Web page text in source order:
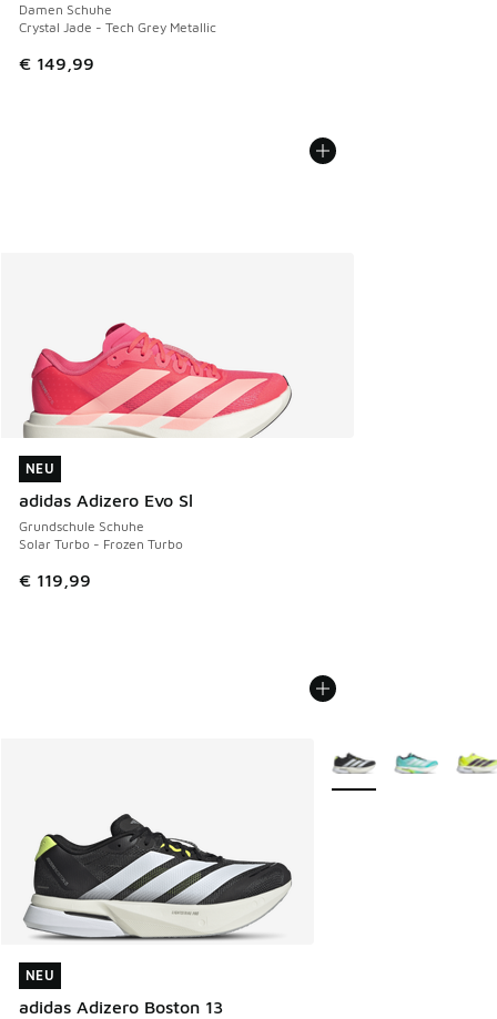
Damen Schuhe
Crystal Jade - Tech Grey Metallic
€ 149,99
NEU
adidas Adizero Evo Sl
Grundschule Schuhe
Solar Turbo - Frozen Turbo
€ 119,99
NEU
NEU
adidas Adizero Boston 13
NEU
Weitere Farben